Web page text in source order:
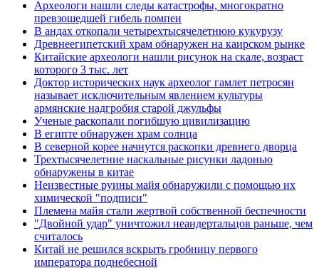
Археологи нашли следы катастрофы, многократно
превзошедшей гибель помпеи
В андах откопали четырехтысячелетнюю кукурузу
Древнеегипетский храм обнаружен на каирском рынке
Китайские археологи нашли рисунок на скале, возраст
которого 3 тыс. лет
Доктор исторических наук археолог гамлет петросян
называет исключительным явлением культуры
армянские надгробия старой джульфы
Ученые раскопали погибшую цивилизацию
В египте обнаружен храм солнца
В северной корее начнутся раскопки древнего дворца
Трехтысячелетние наскальные рисунки ладонью
обнаружены в китае
Неизвестные руины майя обнаружили с помощью их
химической "подписи"
Племена майя стали жертвой собственной беспечности
"Двойной удар" уничтожил неандертальцов раньше, чем
считалось
Китай не решился вскрыть гробницу первого
императора поднебесной